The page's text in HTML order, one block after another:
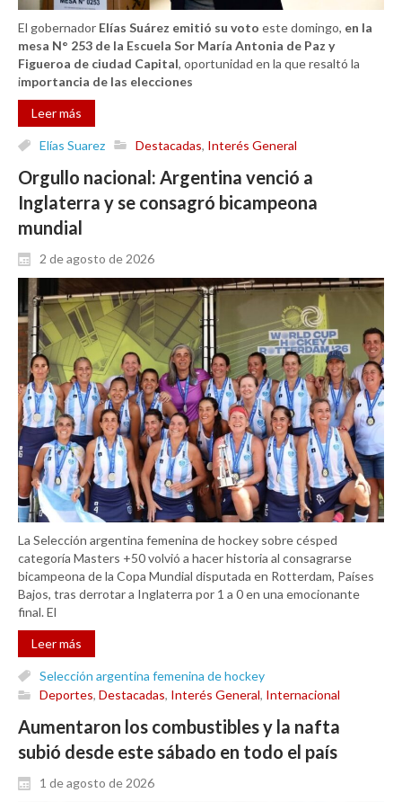
El gobernador Elías Suárez emitió su voto este domingo, en la
mesa N° 253 de la Escuela Sor María Antonia de Paz y
Figueroa de ciudad Capital, oportunidad en la que resaltó la
importancia de las elecciones
Leer más
Elías Suarez Destacadas, Interés General
Orgullo nacional: Argentina venció a
Inglaterra y se consagró bicampeona
mundial
2 de agosto de 2026
La Selección argentina femenina de hockey sobre césped
categoría Masters +50 volvió a hacer historia al consagrarse
bicampeona de la Copa Mundial disputada en Rotterdam, Países
Bajos, tras derrotar a Inglaterra por 1 a 0 en una emocionante
final. El
Leer más
Selección argentina femenina de hockey
Deportes, Destacadas, Interés General, Internacional
Aumentaron los combustibles y la nafta
subió desde este sábado en todo el país
1 de agosto de 2026